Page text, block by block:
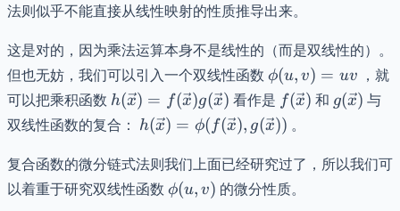
法则似乎不能直接从线性映射的性质推导出来。
这是对的，因为乘法运算本身不是线性的（而是双线性的）。
但也无妨，我们可以引入一个双线性函数 \phi(u,v)
= uv
ϕ(u, v) = uv
，就
可以把乘积函数 h(\vec{x}) =
f(\vec{x})g(\vec{x})
h(x) = f(x)g(x) 看作是 f(\vec{x})
f(x) 和 g(x) 与
双线性函数的复合： h(\vec{x}) =
g(\vec{x}))
h(x) = ϕ( f(x), g(x)) 。
复合函数的微分链式法则我们上面已经研究过了，所以我们可
以着重于研究双线性函数 \phi(u,
ϕ(u, v) 的微分性质。